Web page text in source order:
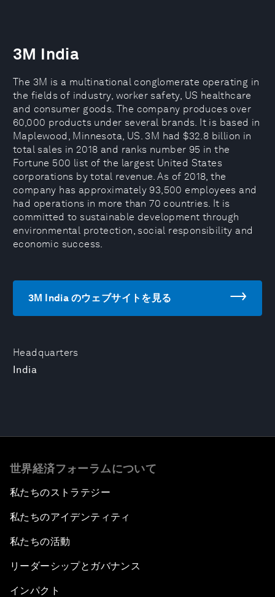
Headquarters
India
3M India
The 3M is a multinational conglomerate operating in
the fields of industry, worker safety, US healthcare
and consumer goods. The company produces over
60,000 products under several brands. It is based in
Maplewood, Minnesota, US. 3M had $32.8 billion in
total sales in 2018 and ranks number 95 in the
Fortune 500 list of the largest United States
corporations by total revenue. As of 2018, the
company has approximately 93,500 employees and
had operations in more than 70 countries. It is
committed to sustainable development through
environmental protection, social responsibility and
economic success.
3M India のウェブサイトを見る
世界経済フォーラムについて
私たちのストラテジー
私たちのアイデンティティ
私たちの活動
リーダーシップとガバナンス
インパクト